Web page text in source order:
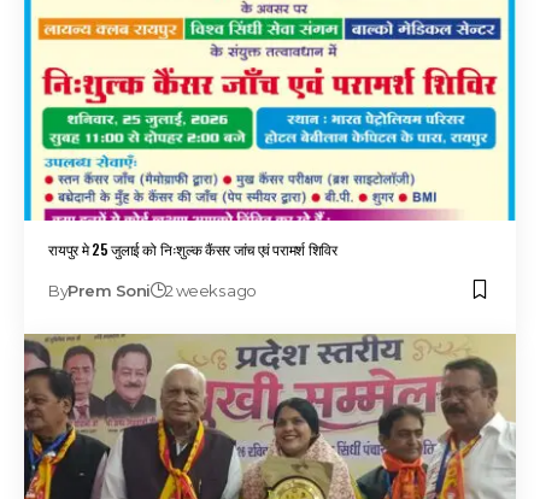
रायपुर मे 25 जुलाई को निःशुल्क कैंसर जांच एवं परामर्श शिविर
ByPrem Soni 2 weeks ago